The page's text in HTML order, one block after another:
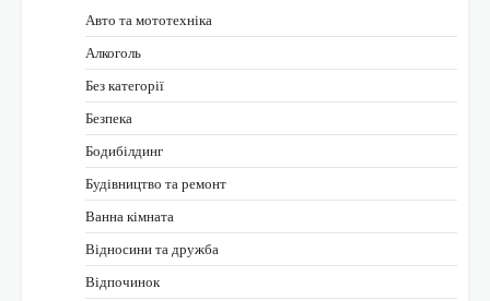
Авто та мототехніка
Алкоголь
Без категорії
Безпека
Бодибілдинг
Будівництво та ремонт
Ванна кімната
Відносини та дружба
Відпочинок